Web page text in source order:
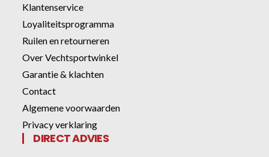
Klantenservice
Loyaliteitsprogramma
Ruilen en retourneren
Over Vechtsportwinkel
Garantie & klachten
Contact
Algemene voorwaarden
Privacy verklaring
DIRECT ADVIES